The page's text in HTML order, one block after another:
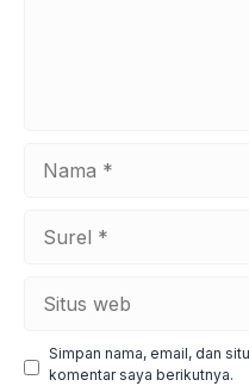
Simpan nama, email, dan
komentar saya berikutnya.